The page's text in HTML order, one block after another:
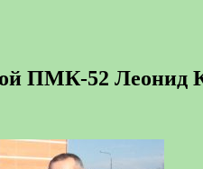
ПМК-52 Леонид